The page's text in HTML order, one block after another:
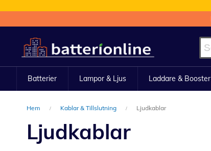
till
innehållet
Batterier Lampor & Ljus Laddare & Booster
Hem Kablar & Tillslutning Ljudkablar
Ljudkablar